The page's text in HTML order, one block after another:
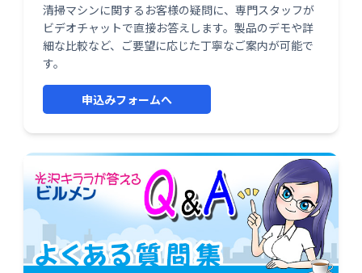
清掃マシンに関するお客様の疑問に、専門スタッフが
ビデオチャットで直接お答えします。製品のデモや詳
細な比較など、ご要望に応じた丁寧なご案内が可能で
す。
申込みフォームへ